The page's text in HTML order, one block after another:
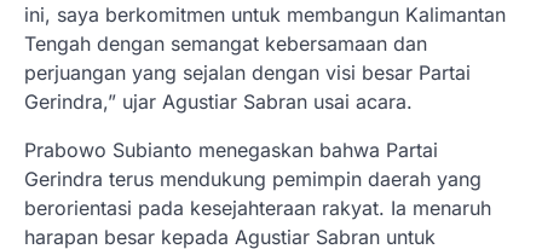
ini, saya berkomitmen untuk membangun Kalimantan
Tengah dengan semangat kebersamaan dan
perjuangan yang sejalan dengan visi besar Partai
Gerindra,” ujar Agustiar Sabran usai acara.
Prabowo Subianto menegaskan bahwa Partai
Gerindra terus mendukung pemimpin daerah yang
berorientasi pada kesejahteraan rakyat. Ia menaruh
harapan besar kepada Agustiar Sabran untuk